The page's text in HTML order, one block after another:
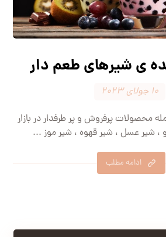
ی شیرهای طعم دار
۱۰ جولای ۲۰۲۳
محصولات پرفروش و پر طرفدار در بازار
، شیر عسل ، شیر قهوه ، شیر موز ...
ادامه مطلب